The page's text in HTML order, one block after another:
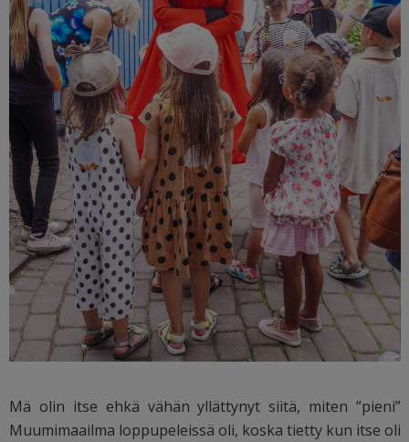
Mä olin itse ehkä vähän yllättynyt siitä, miten ”pieni”
Muumimaailma loppupeleissä oli, koska tietty kun itse oli